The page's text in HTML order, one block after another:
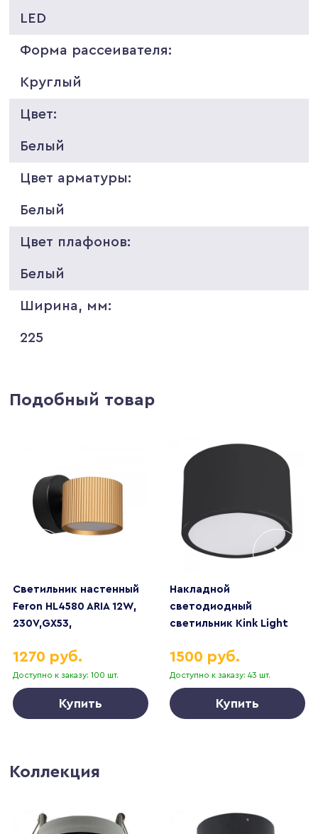
LED
Форма рассеивателя:
Круглый
Цвет:
Белый
Цвет арматуры:
Белый
Цвет плафонов:
Белый
Ширина, мм:
225
Подобный товар
Светильник настенный
Feron HL4580 ARIA 12W,
230V,GX53,
Доступно к заказу: 100 шт.
1270 руб.
Купить
Накладной
светодиодный
светильник Kink Light
Доступно к заказу: 43 шт.
1500 руб.
Купить
Коллекция